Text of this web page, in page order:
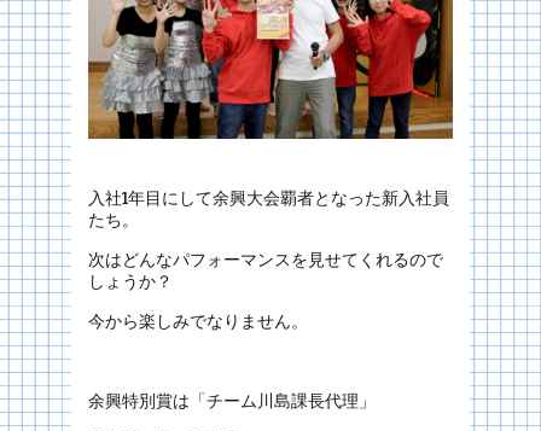
入社1年目にして余興大会覇者となった新入社員
たち。
次はどんなパフォーマンスを見せてくれるので
しょうか？
今から楽しみでなりません。
余興特別賞は「チーム川島課長代理」